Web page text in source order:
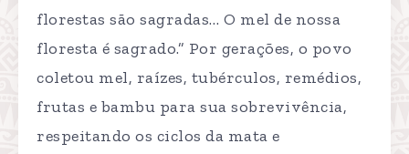
florestas são sagradas… O mel de nossa
floresta é sagrado.” Por gerações, o povo
coletou mel, raízes, tubérculos, remédios,
frutas e bambu para sua sobrevivência,
respeitando os ciclos da mata e